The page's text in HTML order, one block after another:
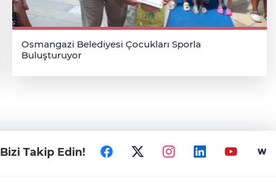
Osmangazi Belediyesi Çocukları Sporla
Buluşturuyor
Bizi Takip Edin!